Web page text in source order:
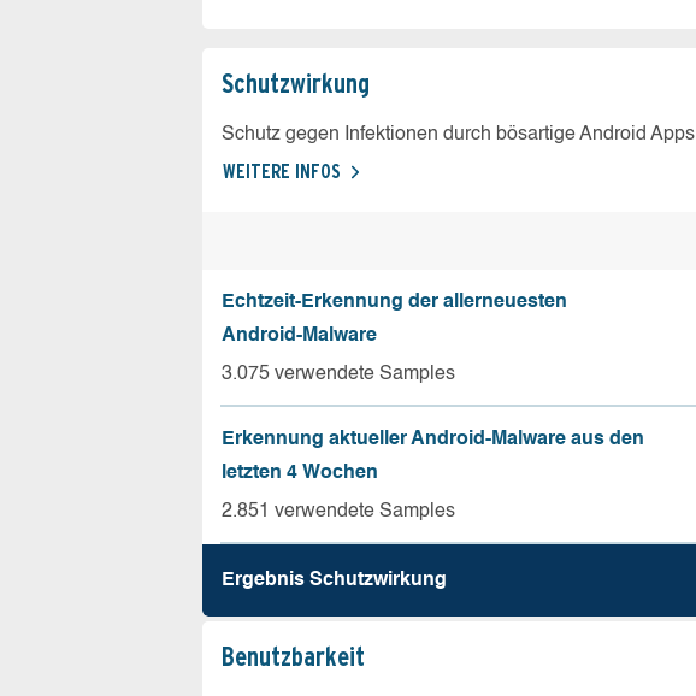
Schutz­wirkung
Schutz gegen Infektionen durch bösartige Android Apps
WEITERE INFOS
Echtzeit-Erkennung der allerneuesten
Android-Malware
3.075 verwendete Samples
Erkennung aktueller Android-Malware aus den
letzten 4 Wochen
2.851 verwendete Samples
Ergebnis Schutz­wirkung
Benutz­barkeit